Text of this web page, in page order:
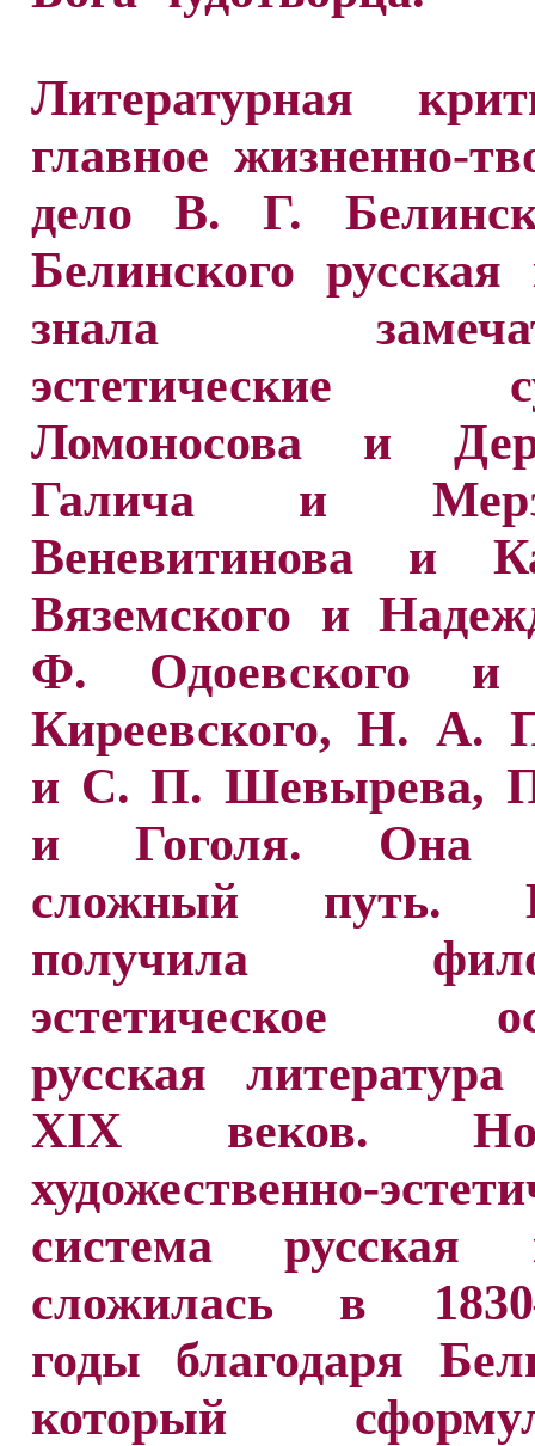
Литературная
главное жизненно-
дело В. Г.
Белинского русская
знала
эстетические
Ломоносова и
Галича и
Веневитинова и
Вяземского и
Ф. Одоевского
Киреевского, Н. А.
и С. П. Шевырева,
и Гоголя. Она
сложный
получила
эстетическое
русская
XIX веков.
художественно-
система русская
сложилась в
годы благодаря
который